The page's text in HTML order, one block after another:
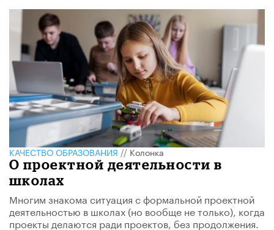
КАЧЕСТВО ОБРАЗОВАНИЯ//Колонка
О проектной деятельности в
школах
Многим знакома ситуация с формальной проектной
деятельностью в школах (но вообще не только), когда
проекты делаются ради проектов, без продолжения.